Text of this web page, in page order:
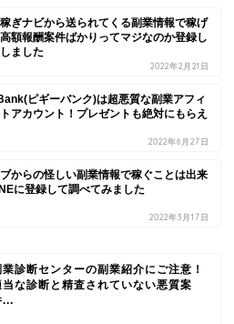
ぎナビから送られてくる副業情報で稼げ
額報酬案件ばかりってマジなのか登録し
ました
2022年2月21日
ピギーバンク)は超悪質な副業アフィ
アカウント！プレゼントも絶対にもらえ
2022年6月27日
からの怪しい副業情報で稼ぐことは出来
に登録して調べてみました
2022年3月17日
業診断センターの副業紹介にご注意！
当な診断と精査されていない悪質案
...